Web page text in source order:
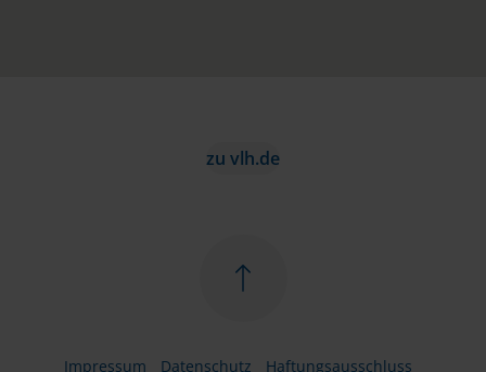
zu vlh.de
Impressum Datenschutz Haftungsausschluss